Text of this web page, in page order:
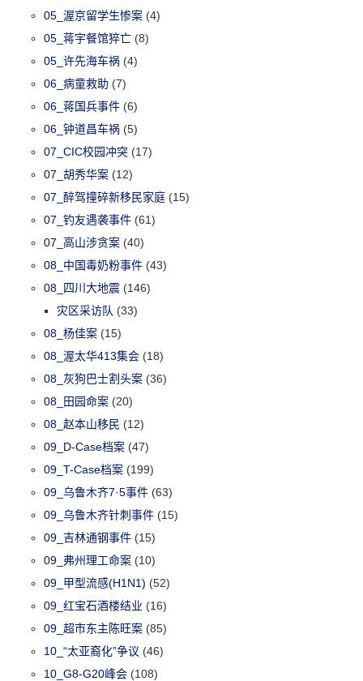
05_渥京留学生惨案 (4)
05_蒋宇餐馆猝亡 (8)
05_许先海车祸 (4)
06_病童救助 (7)
06_蒋国兵事件 (6)
06_钟道昌车祸 (5)
07_CIC校园冲突 (17)
07_胡秀华案 (12)
07_醉驾撞碎新移民家庭 (15)
07_钓友遇袭事件 (61)
07_高山涉贪案 (40)
08_中国毒奶粉事件 (43)
08_四川大地震 (146)
灾区采访队 (33)
08_杨佳案 (15)
08_渥太华413集会 (18)
08_灰狗巴士割头案 (36)
08_田园命案 (20)
08_赵本山移民 (12)
09_D-Case档案 (47)
09_T-Case档案 (199)
09_乌鲁木齐7·5事件 (63)
09_乌鲁木齐针刺事件 (15)
09_吉林通钢事件 (15)
09_弗州理工命案 (10)
09_甲型流感(H1N1) (52)
09_红宝石酒楼结业 (16)
09_超市东主陈旺案 (85)
10_“太亚裔化”争议 (46)
10_G8-G20峰会 (108)